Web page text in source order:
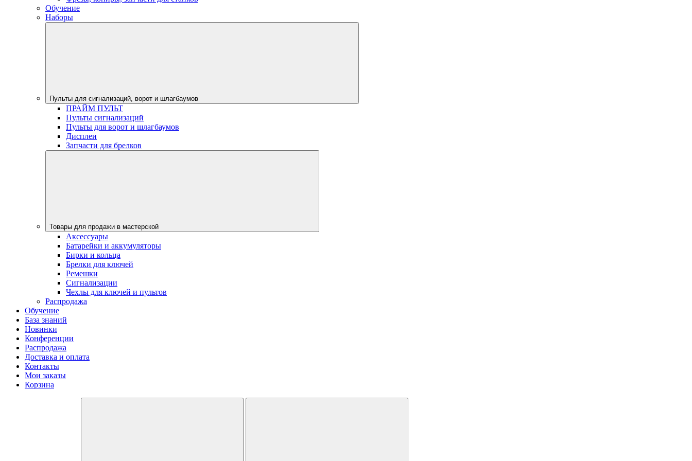
Обучение
Наборы
Пульты для сигнализаций, ворот и шлагбаумов
ПРАЙМ ПУЛЬТ
Пульты сигнализаций
Пульты для ворот и шлагбаумов
Дисплеи
Запчасти для брелков
Товары для продажи в мастерской
Аксессуары
Батарейки и аккумуляторы
Бирки и кольца
Брелки для ключей
Ремешки
Сигнализации
Чехлы для ключей и пультов
Распродажа
Обучение
База знаний
Новинки
Конференции
Распродажа
Доставка и оплата
Контакты
Мои заказы
Корзина